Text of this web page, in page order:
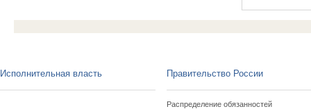
Исполнительная власть Правительство России
Распределение обязанностей